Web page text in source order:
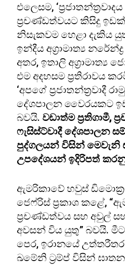
එලෙසම,
ප්‍රචණ්ඩත්වයට කිසිදු
නිසැකවම හෙළා දැකිය
ඉන්දීය අග්‍රාමාත්‍ය
අතර, ඉතාලි අග්‍රාමාත්‍ය
එම අදහසම ප්‍රතිරාවය
‘අපගේ ප්‍රජාතන්ත්‍රවාදී
දේශපාලන වෛරයකට
බවයි.වඩාත්ම ප්‍රතිගාමී,
ෆැසිස්ට්වාදී දේශපාලන
පුද්ගලයන් විසින් මෙවැනි
උපදේශයන් ඉදිරිපත්
ඇමරිකාවේ හවුස්
ජෙෆ්රිස් ප්‍රකාශ කළේ,
ප්‍රචණ්ඩත්වය සහ අවුල්
අවසන් විය යුතු” බවයි.
පෙර, ඉරානයේ
ඛමේනි ට්‍රම්ප් විසින්